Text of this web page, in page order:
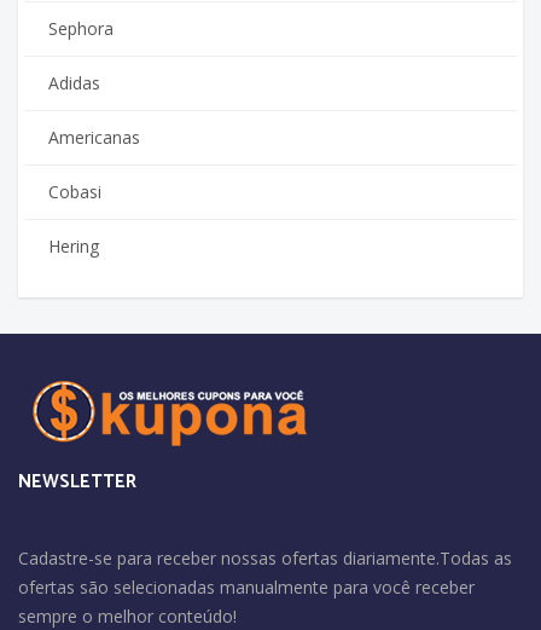
Sephora
Adidas
Americanas
Cobasi
Hering
NEWSLETTER
Cadastre-se para receber nossas ofertas diariamente.Todas as
ofertas são selecionadas manualmente para você receber
sempre o melhor conteúdo!